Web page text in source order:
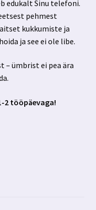
edukalt Sinu telefoni.
pehmest
kukkumiste ja
ja see ei ole libe.
– ümbrist ei pea ära
2 tööpäevaga!